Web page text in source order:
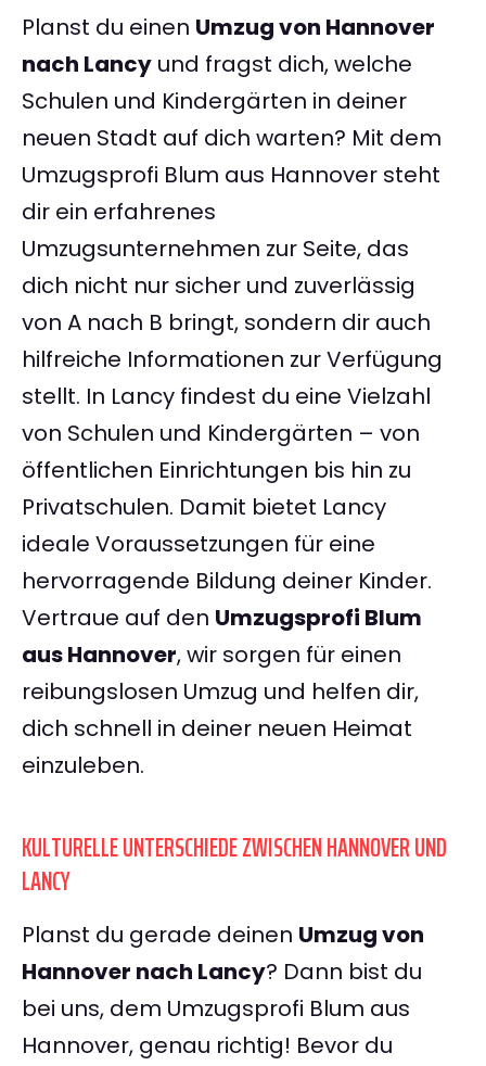
Planst du einen Umzug von Hannover
nach Lancy und fragst dich, welche
Schulen und Kindergärten in deiner
neuen Stadt auf dich warten? Mit dem
Umzugsprofi Blum aus Hannover steht
dir ein erfahrenes
Umzugsunternehmen zur Seite, das
dich nicht nur sicher und zuverlässig
von A nach B bringt, sondern dir auch
hilfreiche Informationen zur Verfügung
stellt. In Lancy findest du eine Vielzahl
von Schulen und Kindergärten – von
öffentlichen Einrichtungen bis hin zu
Privatschulen. Damit bietet Lancy
ideale Voraussetzungen für eine
hervorragende Bildung deiner Kinder.
Vertraue auf den Umzugsprofi Blum
aus Hannover, wir sorgen für einen
reibungslosen Umzug und helfen dir,
dich schnell in deiner neuen Heimat
einzuleben.
KULTURELLE UNTERSCHIEDE ZWISCHEN HANNOVER UND
LANCY
Planst du gerade deinen Umzug von
Hannover nach Lancy? Dann bist du
bei uns, dem Umzugsprofi Blum aus
Hannover, genau richtig! Bevor du